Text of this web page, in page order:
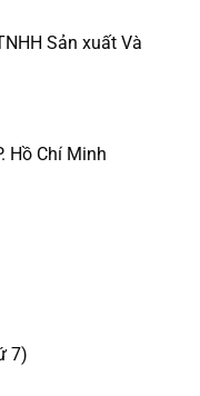
Sản xuất Và
Hồ Chí Minh
7)